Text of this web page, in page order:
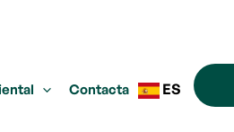
Contacta ES